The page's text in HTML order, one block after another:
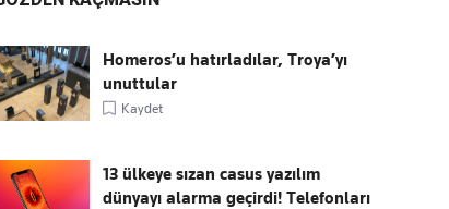
Homeros’u hatırladılar, Troya’yı
unuttular
Kaydet
13 ülkeye sızan casus yazılım
dünyayı alarma geçirdi! Telefonları